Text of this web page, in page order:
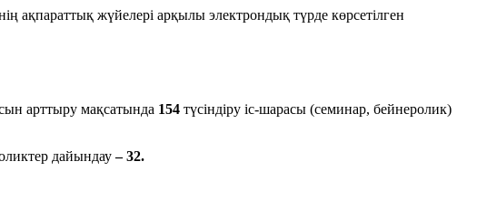
ақпараттық жүйелері арқылы электрондық түрде көрсетілген
арттыру мақсатында 154 түсіндіру іс-шарасы (семинар, бейнеролик)
дайындау– 32.